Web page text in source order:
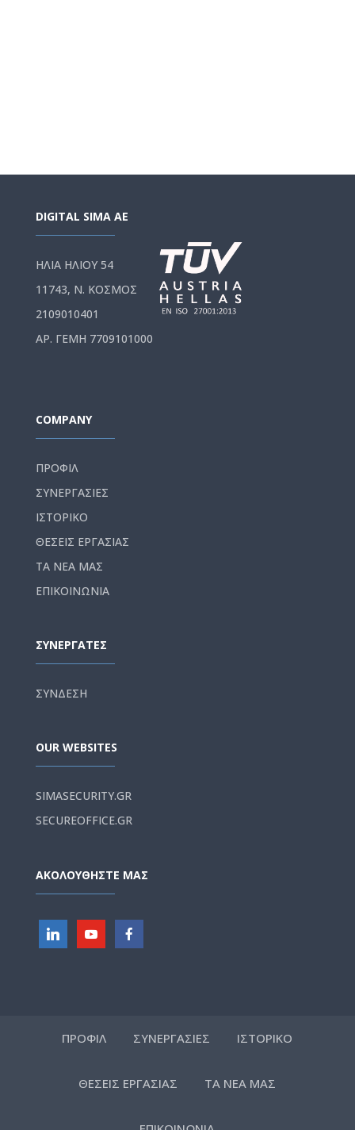
DIGITAL SIMA AE
ΗΛΙΑ ΗΛΙΟΥ 54
11743, Ν. ΚΟΣΜΟΣ
2109010401
ΑΡ. ΓΕΜΗ 7709101000
COMPANY
ΠΡΟΦΙΛ
ΣΥΝΕΡΓΑΣΙΕΣ
ΙΣΤΟΡΙΚΟ
ΘΕΣΕΙΣ ΕΡΓΑΣΙΑΣ
ΤΑ ΝΕΑ ΜΑΣ
ΕΠΙΚΟΙΝΩΝΙΑ
ΣΥΝΕΡΓΑΤΕΣ
ΣΥΝΔΕΣΗ
OUR WEBSITES
SIMASECURITY.GR
SECUREOFFICE.GR
ΑΚΟΛΟΥΘΗΣΤΕ ΜΑΣ
ΠΡΟΦΙΛ ΣΥΝΕΡΓΑΣΙΕΣ ΙΣΤΟΡΙΚΟ
ΘΕΣΕΙΣ ΕΡΓΑΣΙΑΣ ΤΑ ΝΕΑ ΜΑΣ